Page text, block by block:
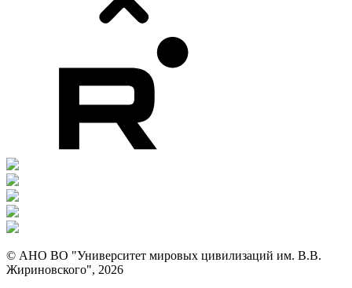
© АНО ВО "Университет мировых цивилизаций им. В.В.
Жириновского", 2026